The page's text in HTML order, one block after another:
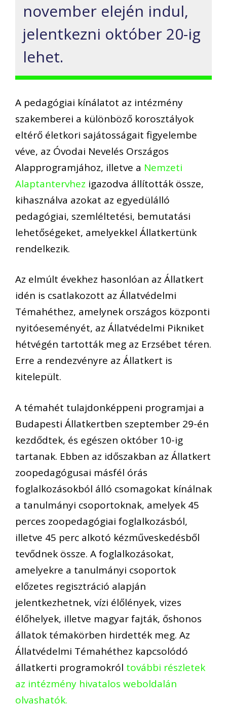
november elején indul,
jelentkezni október 20-ig
lehet.
A pedagógiai kínálatot az intézmény
szakemberei a különböző korosztályok
eltérő életkori sajátosságait figyelembe
véve, az Óvodai Nevelés Országos
Alapprogramjához, illetve a Nemzeti
Alaptantervhez igazodva állították össze,
kihasználva azokat az egyedülálló
pedagógiai, szemléltetési, bemutatási
lehetőségeket, amelyekkel Állatkertünk
rendelkezik.
Az elmúlt évekhez hasonlóan az Állatkert
idén is csatlakozott az Állatvédelmi
Témahéthez, amelynek országos központi
nyitóeseményét, az Állatvédelmi Pikniket
hétvégén tartották meg az Erzsébet téren.
Erre a rendezvényre az Állatkert is
kitelepült.
A témahét tulajdonképpeni programjai a
Budapesti Állatkertben szeptember 29-én
kezdődtek, és egészen október 10-ig
tartanak. Ebben az időszakban az Állatkert
zoopedagógusai másfél órás
foglalkozásokból álló csomagokat kínálnak
a tanulmányi csoportoknak, amelyek 45
perces zoopedagógiai foglalkozásból,
illetve 45 perc alkotó kézműveskedésből
tevődnek össze. A foglalkozásokat,
amelyekre a tanulmányi csoportok
előzetes regisztráció alapján
jelentkezhetnek, vízi élőlények, vizes
élőhelyek, illetve magyar fajták, őshonos
állatok témakörben hirdették meg. Az
Állatvédelmi Témahéthez kapcsolódó
állatkerti programokról további részletek
az intézmény hivatalos weboldalán
olvashatók.